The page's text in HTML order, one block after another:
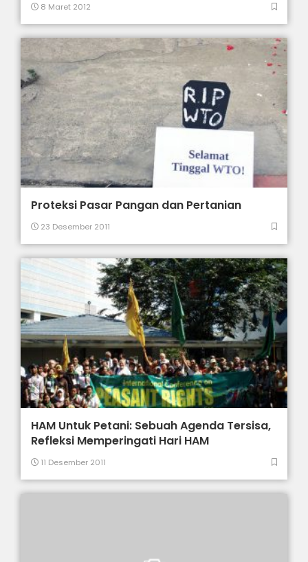
8 Maret 2012
Proteksi Pasar Pangan dan Pertanian
23 Desember 2011
HAM Untuk Petani: Sebuah Agenda Tersisa,
Refleksi Memperingati Hari HAM
11 Desember 2011